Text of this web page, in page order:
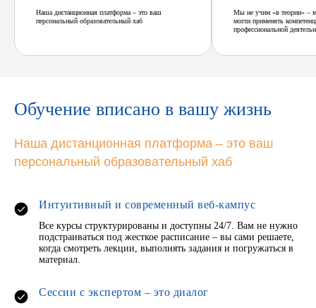
Наша дистанционная платформа – это ваш
персональный образовательный хаб
Мы не учим «в теории» –
могли применять
профессиональной
Обучение вписано в вашу жизнь
Наша дистанционная платформа – это ваш
персональный образовательный хаб
Интуитивный и современный веб-кампус
Все курсы структурированы и доступны 24/7. Вам не нужно
подстраиваться под жесткое расписание – вы сами решаете,
когда смотреть лекции, выполнять задания и погружаться в
материал.
Сессии с экспертом – это диалог